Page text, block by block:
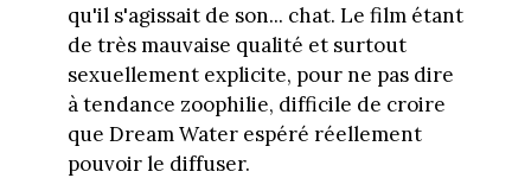
qu'il s'agissait de son... chat. Le film étant
de très mauvaise qualité et surtout
sexuellement explicite, pour ne pas dire
à tendance zoophilie, difficile de croire
que Dream Water espéré réellement
pouvoir le diffuser.